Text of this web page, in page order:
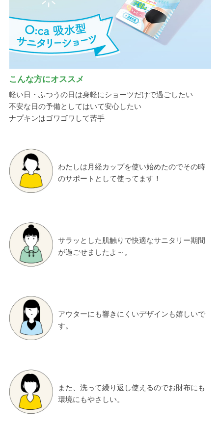
こんな方にオススメ
軽い日・ふつうの日は身軽にショーツだけで過ごしたい
不安な日の予備としてはいて安心したい
ナプキンはゴワゴワして苦手
わたしは月経カップを使い始めたのでその時
のサポートとして使ってます！
サラッとした肌触りで快適なサニタリー期間
が過ごせましたよ～。
アウターにも響きにくいデザインも嬉しいで
す。
また、洗って繰り返し使えるのでお財布にも
環境にもやさしい。